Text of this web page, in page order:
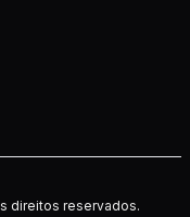
direitos reservados.